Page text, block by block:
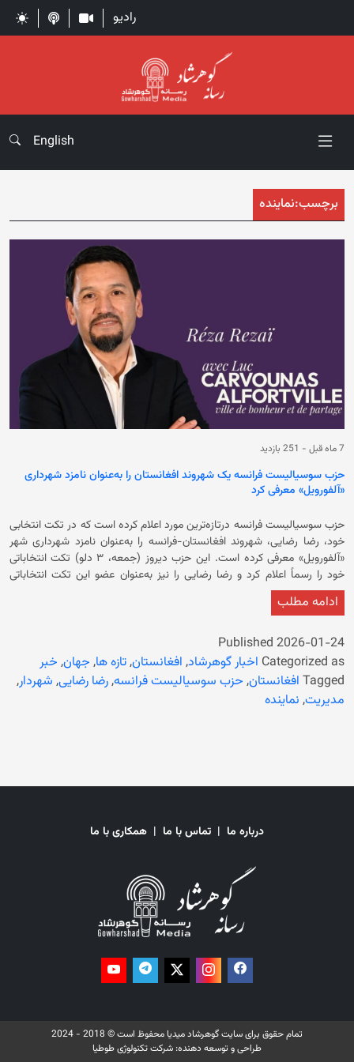
رادیو
English
برچسب:نماینده
7 ماه قبل - 251 بازدید
حزب سوسیالیست فرانسه یک شهروند افغانستان را به‌عنوان نامزد شهرداری
«آلفورویل» معرفی کرد
حزب سوسیالیست فرانسه درتازه‌ترین مورد اعلام کرده است که در تکت انتخابی
خود، رضا رضایی، شهروند افغانستان-فرانسه را به‌عنوان نامزد شهرداری شهر
«آلفورویل» معرفی کرده است. این حزب دیروز (جمعه، ۳ دلو) تکت انتخاباتی
خود را رسماً اعلام کرد و رضا رضایی را نیز به‌عنوان عضو این تکت انتخاباتی
معرفی کرد. در اعلامیه آمده است که رضا رضایی در صورت پیروزی تکت
انتخاباتی حزب سوسیالیست فرانسه، برای شش سال به‌عنوان یک عضو ارشد
وارد فرانسه شده و اکنون یک عضو حزب سوسیالیست فرانسه به شمار می‌رود.
همچنین در اعلامیه آمده است که رضا رضایی از مسوولان ارشد یک نهاد به
اسم «کلبه دوست» است که در سال‌های اخیر میزبان چندین نشست در مورد
وضعیت افغانستان بوده است.
ادامه مطلب
Published 2026-01-24
Categorized as اخبار گوهرشاد, افغانستان,تازه ها, جهان, خبر
Tagged افغانستان, حزب سوسیالیست فرانسه,رضا رضایی, شهردار,
مدیریت, نماینده
درباره ما | تماس با ما | همکاری با ما
تمام حقوق برای سایت گوهرشاد میدیا محفوظ است © 2018 - 2024
طراحی و توسعه دهنده: شرکت تکنولوژی طوطیا